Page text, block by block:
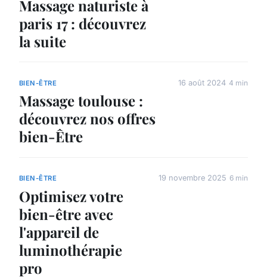
Massage naturiste à
paris 17 : découvrez
la suite
BIEN-ÊTRE
Massage toulouse :
découvrez nos offres
bien-Être
16 août 2024 4 min
BIEN-ÊTRE
Optimisez votre
bien-être avec
l'appareil de
luminothérapie
pro
19 novembre 2025 6 min